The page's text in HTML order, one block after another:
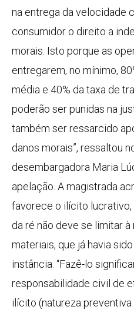
na entrega da velocidade
consumidor o direito a
morais. Isto porque as
entregarem, no mínimo,
média e 40% da taxa de
poderão ser punidas na
também ser ressarcido
danos morais”, ressaltou
desembargadora Maria
apelação. A magistrada
favorece o ilícito lucrativo,
da ré não deve se limitar
materiais, que já havia
instância. “Fazê-lo
responsabilidade civil de
ilícito (natureza